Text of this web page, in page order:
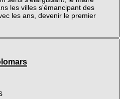
les villes s'émancipant des
les ans, devenir le premier